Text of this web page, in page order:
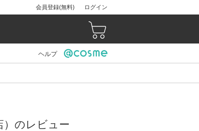
会員登録(無料) ログイン
ヘルプ
）のレビュー